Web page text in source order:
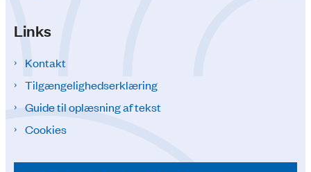
Links
Kontakt
Tilgængelighedserklæring
Guide til oplæsning af tekst
Cookies